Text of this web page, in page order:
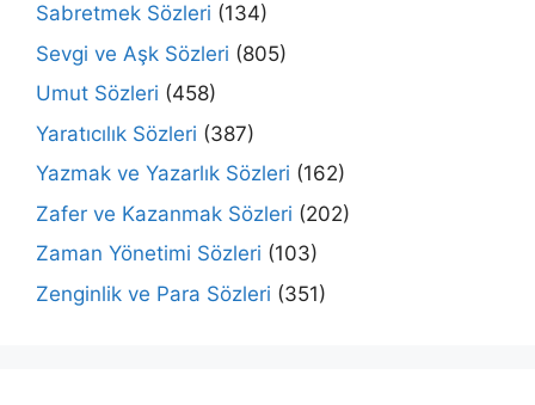
Sabretmek Sözleri (134)
Sevgi ve Aşk Sözleri (805)
Umut Sözleri (458)
Yaratıcılık Sözleri (387)
Yazmak ve Yazarlık Sözleri (162)
Zafer ve Kazanmak Sözleri (202)
Zaman Yönetimi Sözleri (103)
Zenginlik ve Para Sözleri (351)